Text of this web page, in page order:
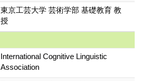
東京工芸大学 芸術学部 基礎教育 教
授
International Cognitive Linguistic
Association